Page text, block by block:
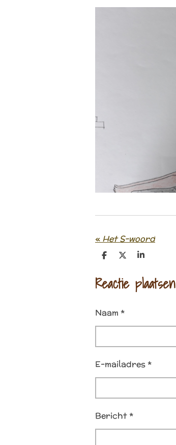
« Het S-woord
D
e
n
D
l
S
a
r
e
Reactie plaatsen
Naam *
E-mailadres *
Bericht *